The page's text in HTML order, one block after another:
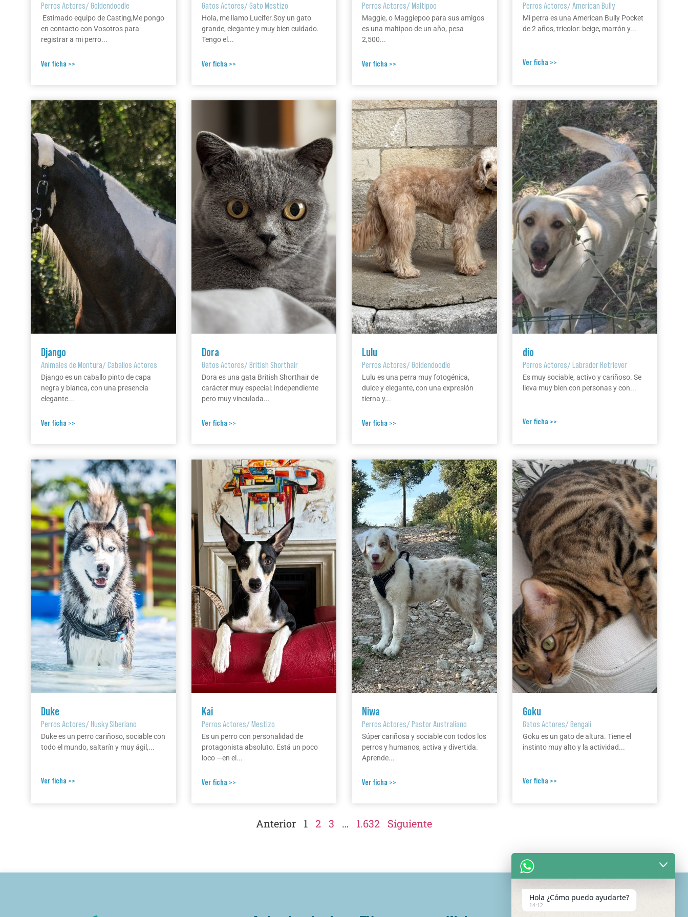
Perros Actores/Goldendoodle
Estimado equipo de Casting,Me pongo
en contacto con Vosotros para
registrar a mi perro...
Ver ficha >>
Gatos Actores/Gato Mestizo
Hola, me llamo Lucifer.Soy un gato
grande, elegante y muy bien cuidado.
Tengo el...
Ver ficha >>
Perros Actores/Maltipoo
Maggie, o Maggiepoo para sus amigos
es una maltipoo de un año, pesa
2,500...
Ver ficha >>
Perros Actores/American Bully
Mi perra es una American Bully Pocket
de 2 años, tricolor: beige, marrón y...
Ver ficha >>
Django
Animales de Montura/Caballos Actores
Django es un caballo pinto de capa
negra y blanca, con una presencia
elegante...
Ver ficha >>
Dora
Gatos Actores/British Shorthair
Dora es una gata British Shorthair de
carácter muy especial: independiente
pero muy vinculada...
Ver ficha >>
Lulu
Perros Actores/Goldendoodle
Lulu es una perra muy fotogénica,
dulce y elegante, con una expresión
tierna y...
Ver ficha >>
dio
Perros Actores/Labrador Retriever
Es muy sociable, activo y cariñoso. Se
lleva muy bien con personas y con...
Ver ficha >>
Duke
Perros Actores/Husky Siberiano
Duke es un perro cariñoso, sociable con
todo el mundo, saltarín y muy ágil,...
Ver ficha >>
Kai
Perros Actores/Mestizo
Es un perro con personalidad de
protagonista absoluto. Está un poco
loco —en el...
Ver ficha >>
Niwa
Perros Actores/Pastor Australiano
Súper cariñosa y sociable con todos los
perros y humanos, activa y divertida.
Aprende...
Ver ficha >>
Goku
Gatos Actores/Bengalí
Goku es un gato de altura. Tiene el
instinto muy alto y la actividad...
Ver ficha >>
Anterior 1 2 3 … 1.632 Siguiente
Hola ¿Cómo puedo ayudarte?
14:12